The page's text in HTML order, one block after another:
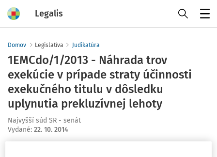
Legalis
Domov Legislatíva Judikatúra
1EMCdo/1/2013 - Náhrada trov
exekúcie v prípade straty účinnosti
exekučného titulu v dôsledku
uplynutia prekluzívnej lehoty
Najvyšší súd SR - senát
Vydané: 22. 10. 2014